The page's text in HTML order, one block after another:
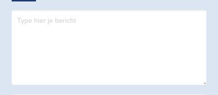
Contact